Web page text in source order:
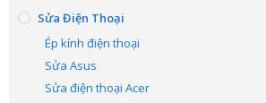
Sửa Điện Thoại
Ép kính điện thoại
Sửa Asus
Sửa điện thoại Acer